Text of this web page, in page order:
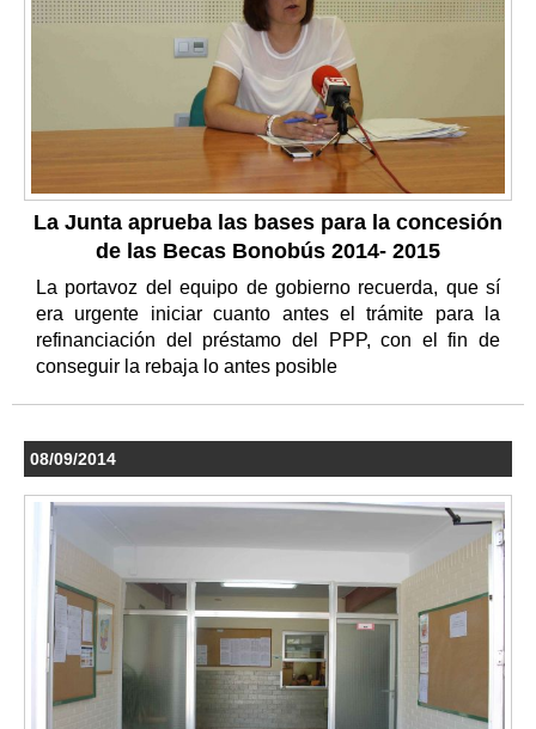
La Junta aprueba las bases para la concesión
de las Becas Bonobús 2014- 2015
La portavoz del equipo de gobierno recuerda, que sí
era urgente iniciar cuanto antes el trámite para la
refinanciación del préstamo del PPP, con el fin de
conseguir la rebaja lo antes posible
08/09/2014